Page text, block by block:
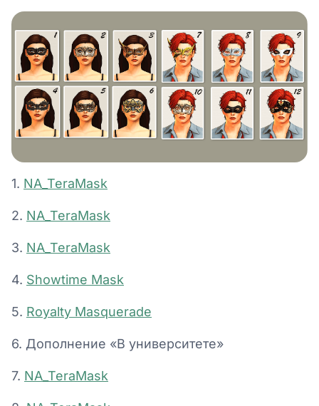
1. NA_TeraMask
2. NA_TeraMask
3. NA_TeraMask
4. Showtime Mask
5. Royalty Masquerade
6. Дополнение «В университете»
7. NA_TeraMask